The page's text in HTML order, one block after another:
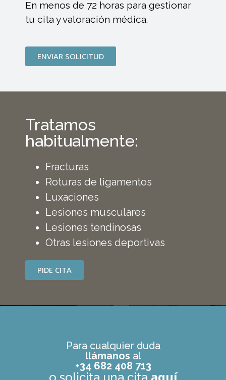
En menos de 72 horas para gestionar
tu cita y valoración médica.
ENVIAR SOLICITUD
Tratamos
habitualmente:
Fracturas
Roturas de ligamentos
Luxaciones
Lesiones musculares
Lesiones tendinosas
Otras lesiones deportivas
PIDE CITA
Para cualquier duda
llámanos al
+34 682 408 713